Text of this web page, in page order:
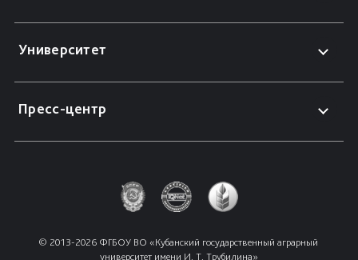
Университет
Пресс-центр
© 2013-2026 ФГБОУ ВО «Кубанский государственный аграрный
университет имени И. Т. Трубилина»